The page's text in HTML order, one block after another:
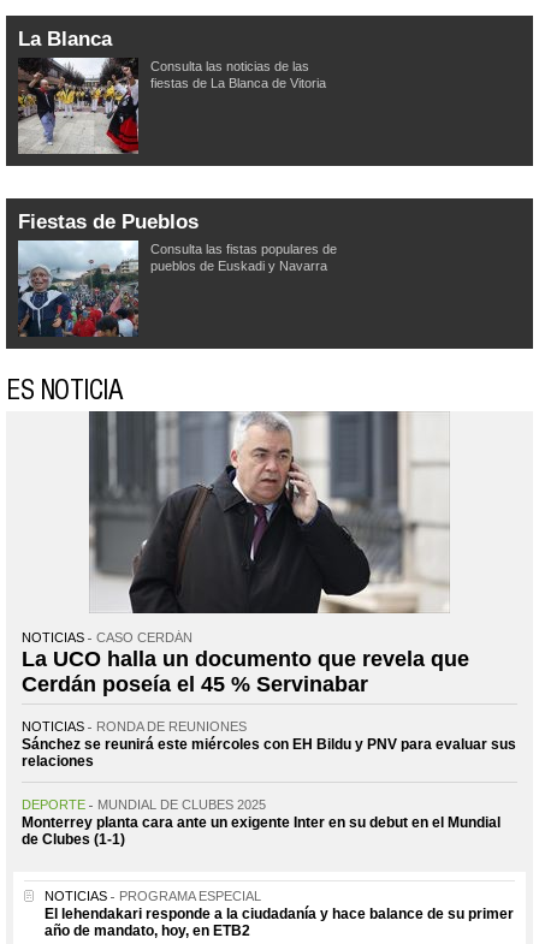
La Blanca
Consulta las noticias de las
fiestas de La Blanca de Vitoria
Fiestas de Pueblos
Consulta las fistas populares de
pueblos de Euskadi y Navarra
ES NOTICIA
NOTICIAS CASO CERDÁN
La UCO halla un documento que revela que
Cerdán poseía el 45 % Servinabar
NOTICIAS RONDA DE REUNIONES
Sánchez se reunirá este miércoles con EH Bildu y PNV para evaluar sus
relaciones
DEPORTE MUNDIAL DE CLUBES 2025
Monterrey planta cara ante un exigente Inter en su debut en el Mundial
de Clubes (1-1)
NOTICIAS PROGRAMA ESPECIAL
El lehendakari responde a la ciudadanía y hace balance de su primer
año de mandato, hoy, en ETB2